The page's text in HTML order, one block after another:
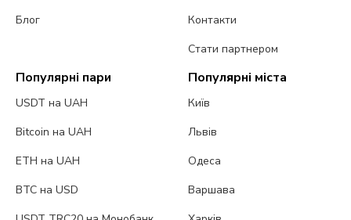
Блог
Контакти
Стати партнером
Популярні пари
USDT на UAH
Bitcoin на UAH
ETH на UAH
BTC на USD
Популярні міста
Київ
Львів
Одеса
Варшава